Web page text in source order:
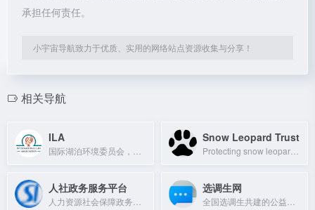
承担任何责任。
小宇宙导航致力于优质、实用的网络站点资源收集与分享！
相关导航
ILA Snow Leopard Trust
人社政务服务平台 选调生网